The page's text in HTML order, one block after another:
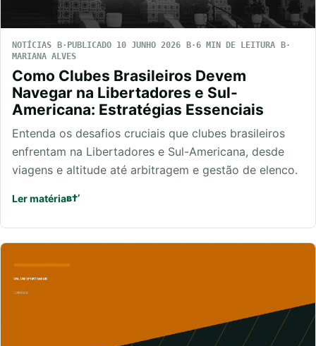
NOTÍCIAS PUBLICADO 10 JUNHO 2026
6 MIN DE LEITURA
MARIANA ALVES
Como Clubes Brasileiros Devem
Navegar na Libertadores e Sul-
Americana: Estratégias Essenciais
Entenda os desafios cruciais que clubes brasileiros
enfrentam na Libertadores e Sul-Americana, desde
viagens e altitude até arbitragem e gestão de elenco.
Ler matéria